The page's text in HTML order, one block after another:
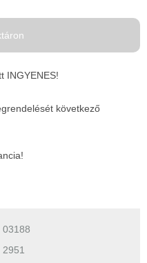
INGYENES!
következő
03188
2951